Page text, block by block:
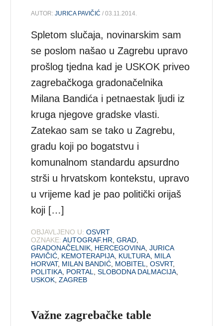
AUTOR:JURICA PAVIČIĆ / 03.11.2014.
Spletom slučaja, novinarskim sam
se poslom našao u Zagrebu upravo
prošlog tjedna kad je USKOK priveo
zagrebačkoga gradonačelnika
Milana Bandića i petnaestak ljudi iz
kruga njegove gradske vlasti.
Zatekao sam se tako u Zagrebu,
gradu koji po bogatstvu i
komunalnom standardu apsurdno
strši u hrvatskom kontekstu, upravo
u vrijeme kad je pao politički orijaš
koji […]
OBJAVLJENO U: OSVRT
OZNAKE: AUTOGRAF.HR ,GRAD
GRADONAČELNIK HERCEGOVINA ,JURICA
PAVIČIĆ KEMOTERAPIJA KULTURA MILA
HORVAT, MILAN BANDIĆ MOBITEL ,OSVRT,
POLITIKA PORTAL ,SLOBODNA DALMACIJA
USKOK ,ZAGREB
Važne zagrebačke table